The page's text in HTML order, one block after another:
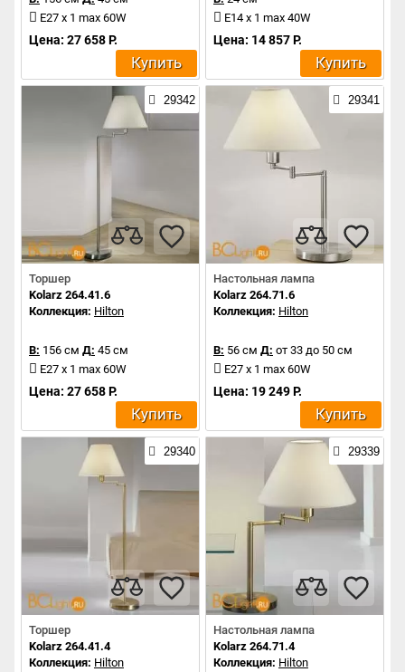
E27 x 1 max 60W
Цена: 27 658 Р.
Купить
E14 x 1 max 40W
Цена: 14 857 Р.
Купить
29342
Торшер
Kolarz 264.41.6
Коллекция: Hilton
В: 156 см Д: 45 см
E27 x 1 max 60W
Цена: 27 658 Р.
Купить
29341
Настольная лампа
Kolarz 264.71.6
Коллекция: Hilton
В: 56 см Д: от 33 до 50 см
E27 x 1 max 60W
Цена: 19 249 Р.
Купить
29340
Торшер
Kolarz 264.41.4
Коллекция: Hilton
29339
Настольная лампа
Kolarz 264.71.4
Коллекция: Hilton